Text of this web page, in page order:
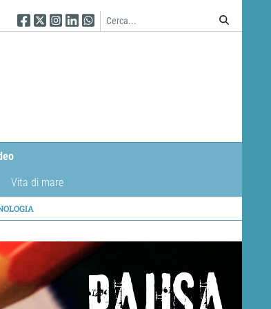
Seguici su Facebook
Seguici su Twitter
Seguici su Instagram
Seguici su Linkedin
Seguici su WhatsApp
Vita di mare